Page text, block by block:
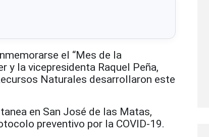
el “Mes de la
y la vicepresidenta Raquel Peña,
Naturales desarrollaron este
en San José de las Matas,
preventivo por la COVID-19.